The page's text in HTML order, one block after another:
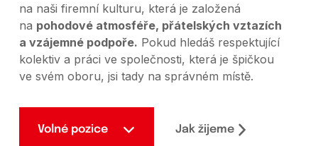
na naši firemní kulturu, která je založená
na pohodové atmosféře, přátelských vztazích
a vzájemné podpoře. Pokud hledáš respektující
kolektiv a práci ve společnosti, která je špičkou
ve svém oboru, jsi tady na správném místě.
Volné pozice Jak žijeme